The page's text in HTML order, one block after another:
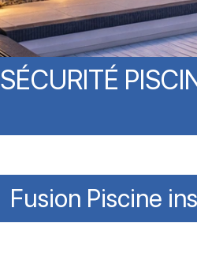
SÉCURITÉ
Fusion Piscine